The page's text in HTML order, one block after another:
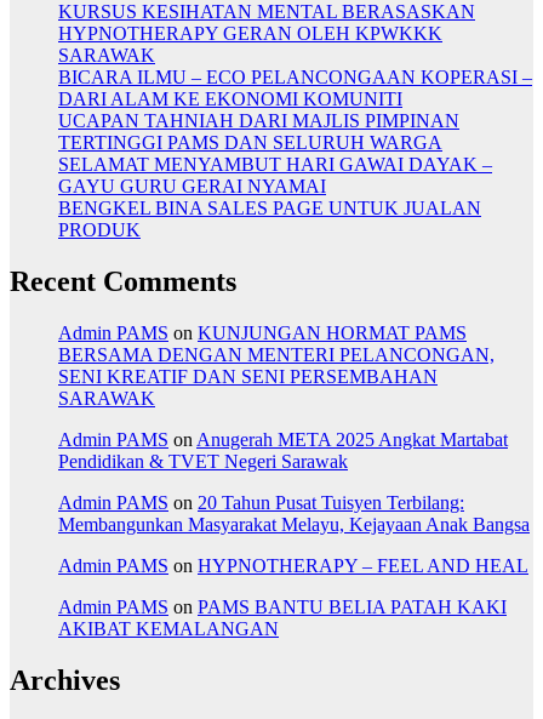
KURSUS KESIHATAN MENTAL BERASASKAN
HYPNOTHERAPY GERAN OLEH KPWKKK
SARAWAK
BICARA ILMU – ECO PELANCONGAAN KOPERASI –
DARI ALAM KE EKONOMI KOMUNITI
UCAPAN TAHNIAH DARI MAJLIS PIMPINAN
TERTINGGI PAMS DAN SELURUH WARGA
SELAMAT MENYAMBUT HARI GAWAI DAYAK –
GAYU GURU GERAI NYAMAI
BENGKEL BINA SALES PAGE UNTUK JUALAN
PRODUK
Recent Comments
Admin PAMS on KUNJUNGAN HORMAT PAMS
BERSAMA DENGAN MENTERI PELANCONGAN,
SENI KREATIF DAN SENI PERSEMBAHAN
SARAWAK
Admin PAMS on Anugerah META 2025 Angkat Martabat
Pendidikan & TVET Negeri Sarawak
Admin PAMS on 20 Tahun Pusat Tuisyen Terbilang:
Membangunkan Masyarakat Melayu, Kejayaan Anak Bangsa
Admin PAMS on HYPNOTHERAPY – FEEL AND HEAL
Admin PAMS on PAMS BANTU BELIA PATAH KAKI
AKIBAT KEMALANGAN
Archives